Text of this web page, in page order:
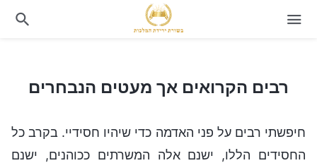
רבים הקרואים אך מעטים הנבחרים
רבים הקרואים אך מעטים הנבחרים
חיפשתי רבים על פני האדמה כדי שיהיו חסידיי. בקרב כל
החסידים הללו, ישנם אלה המשרתים ככוהנים, ישנם